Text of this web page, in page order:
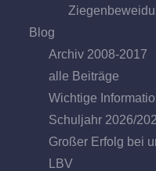
Blog
Archiv 2008-2017
alle Beiträge
Wichtige
Schuljahr 2026/
Großer Erfolg bei
LBV